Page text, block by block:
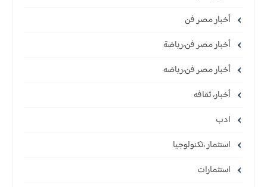
أخبار مصر فن
أخبار مصر فن،رياضة
أخبار مصر فن،رياضه
أخبار، ثقافه
ادب
استثمار ،تكنولوجيا
استثمارات